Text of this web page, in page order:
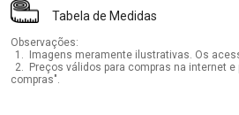
Tabela de Medidas
Observações:
1.
Imagens meramente ilustrativas. Os
2.
Preços válidos para compras na internet
compras".